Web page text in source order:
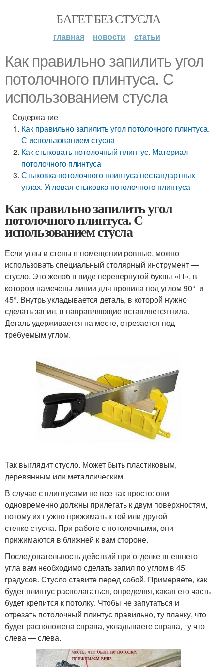
БАГЕТ БЕЗ СТУСЛА
главная новости статьи
Как правильно запилить угол
потолочного плинтуса. С
использованием стусла
Содержание
Как правильно запилить угол потолочного плинтуса.
С использованием стусла
Как стыковать потолочный плинтус. Материал
потолочного плинтуса
Стыковка потолочного плинтуса нестандартных
углах. Угловая стыковка потолочного плинтуса
Как правильно запилить угол
потолочного плинтуса. С
использованием стусла
Если углы и стены в помещении ровные, можно
использовать специальный столярный инструмент —
стусло. Это желоб в виде перевернутой буквы «П», в
котором намечены линии для пропила под углом 90° и
45°. Внутрь укладывается деталь, в которой нужно
сделать запил, в направляющие вставляется пила.
Деталь удерживается на месте, отрезается под
требуемым углом.
Так выглядит стусло. Может быть пластиковым,
деревянным или металлическим
В случае с плинтусами не все так просто: они
одновременно должны прилегать к двум поверхностям,
потому их нужно прижимать к той или другой
стенке стусла. При работе с потолочными, они
прижимаются в ближней к вам стороне.
Последовательность действий при отделке внешнего
угла вам необходимо сделать запил по углом в 45
градусов. Стусло ставите перед собой. Примеряете, как
будет плинтус располагаться, определяя, какая его часть
будет крепится к потолку. Чтобы не запутаться и
отрезать потолочный плинтус правильно, ту планку, что
будет расположена справа, укладываете справа, ту что
слева — слева.